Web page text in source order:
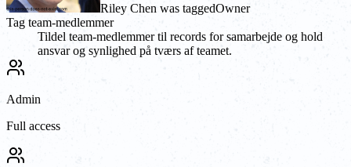
Riley Chen was taggedOwner
Tag team-medlemmer
Tildel team-medlemmer til records for samarbejde og hold
ansvar og synlighed på tværs af teamet.
Admin
Full access